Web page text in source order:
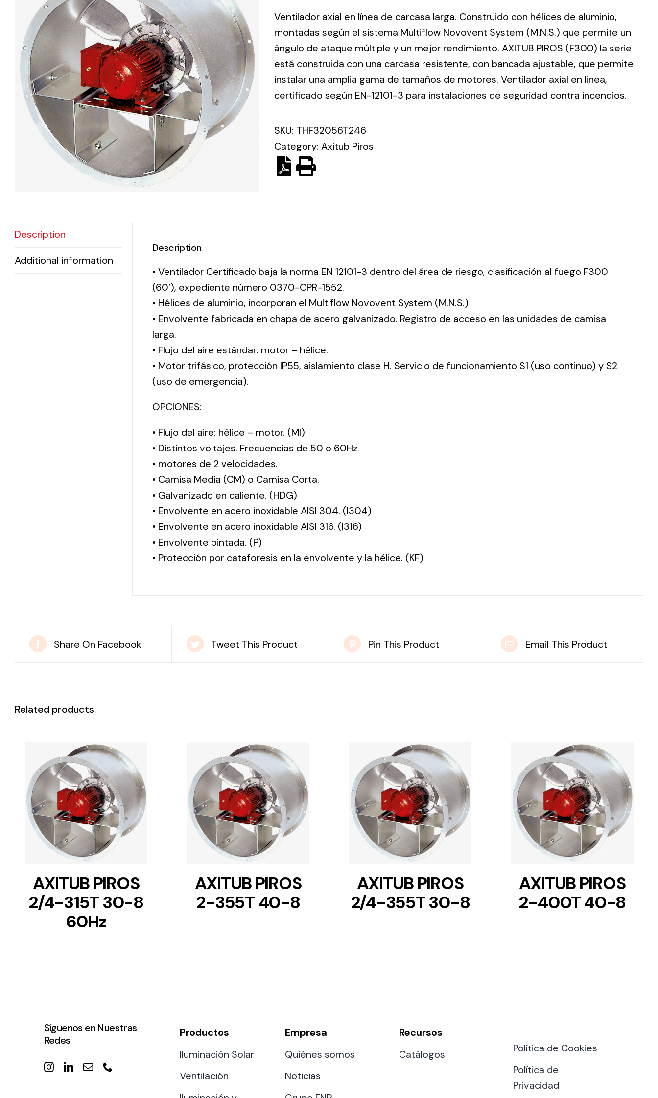
eléctrico.
Lighting and
Electrical
Equipment
Complete
solutions in
lighting and
Ventilation
The
incorporation of
Novovent into
offer of
ventilation
products for
different uses
Solar lighting
solutions for all
Ventilador axial en línea de carcasa larga. Construido con hélices de aluminio,
montadas según el sistema Multiflow Novovent System (M.N.S.) que permite un
ángulo de ataque múltiple y un mejor rendimiento. AXITUB PIROS (F300) la serie
está construida con una carcasa resistente, con bancada ajustable, que permite
instalar una amplia gama de tamaños de motores. Ventilador axial en línea,
certificado según EN-12101-3 para instalaciones de seguridad contra incendios.
SKU: THF32056T246
Category: Axitub Piros
Description
Additional information
Description
• Ventilador Certificado baja la norma EN 12101-3 dentro del área de riesgo, clasificación al fuego F300
(60′), expediente número 0370-CPR-1552.
• Hélices de aluminio, incorporan el Multiflow Novovent System (M.N.S.)
• Envolvente fabricada en chapa de acero galvanizado. Registro de acceso en las unidades de camisa
larga.
• Flujo del aire estándar: motor – hélice.
• Motor trifásico, protección IP55, aislamiento clase H. Servicio de funcionamiento S1 (uso continuo) y S2
(uso de emergencia).
OPCIONES:
• Flujo del aire: hélice – motor. (MI)
• Distintos voltajes. Frecuencias de 50 o 60Hz
• motores de 2 velocidades.
• Camisa Media (CM) o Camisa Corta.
• Galvanizado en caliente. (HDG)
• Envolvente en acero inoxidable AISI 304. (I304)
• Envolvente en acero inoxidable AISI 316. (I316)
• Envolvente pintada. (P)
• Protección por cataforesis en la envolvente y la hélice. (KF)
Share On Facebook Tweet This Product Pin This Product Email This Product
Related products
DETAILS
AXITUB PIROS
2/4-315T 30-8
60Hz
DETAILS
AXITUB PIROS
2-355T 40-8
DETAILS
AXITUB PIROS
2/4-355T 30-8
DETAILS
AXITUB PIROS
2-400T 40-8
Síguenos en Nuestras
Redes
Productos
Iluminación Solar
Ventilación
Empresa
Quiénes somos
Noticias
Recursos
Catálogos
Política de Cookies
Política de
Privacidad